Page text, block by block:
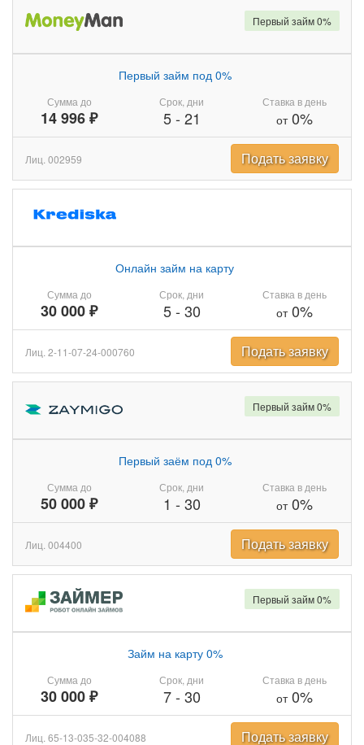
Сумма до
14 996 ₽
Первый займ под 0%
Срок, дни
5- 21
Ставка в день
от0%
Первый займ 0%
Лиц. 002959 Подать заявку
Сумма до
30 000 ₽
Онлайн займ на карту
Срок, дни
5- 30
Ставка в день
от0%
Лиц. 2-11-07-24-000760 Подать заявку
Сумма до
50 000 ₽
Первый заём под 0%
Срок, дни
1 - 30
Ставка в день
от0%
Первый займ 0%
Лиц. 004400 Подать заявку
Сумма до
30 000 ₽
Займ на карту 0%
Срок, дни
7- 30
Ставка в день
от0%
Первый займ 0%
Лиц. 65-13-035-32-004088 Подать заявку